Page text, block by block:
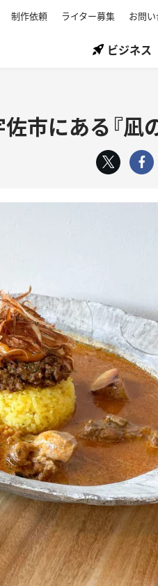
制作依頼 ライター募集 お問
ビジネス
市にある『凪